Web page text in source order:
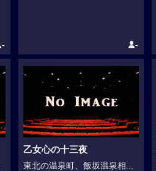
- -
乙女心の十三夜
東北の温泉町、飯坂温泉相...